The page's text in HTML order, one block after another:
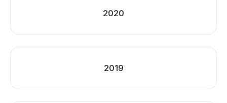
2020
2019